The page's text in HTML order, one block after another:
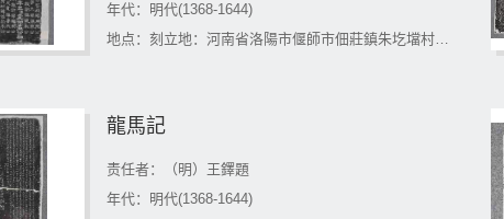
年代：明代(1368-1644)
地点：刻立地：河南省洛陽市偃師市佃莊鎮朱圪壋村 現藏地：河南省洛陽市偃師市佃莊鎮朱圪壋村
龍馬記
责任者：（明）王鐸題
年代：明代(1368-1644)